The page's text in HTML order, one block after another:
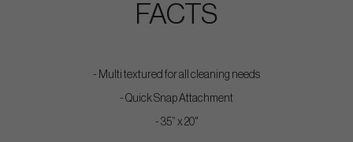
FACTS
- Multi textured for all cleaning needs​
- Quick Snap Attachment​​
- 35” x 20"